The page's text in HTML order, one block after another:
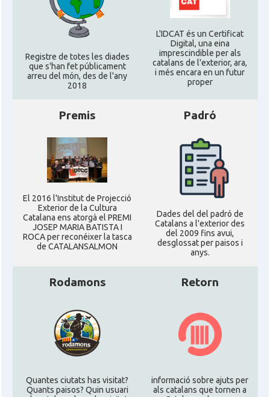
CAMON Catalans a TENNESSEE
Catalans a UTAH
CAMON Catalans a VIRGINIA
CAMON Catalans a WASHINGTON DC
CAMON Catalans a WISCONSIN
CAMON Catalans a WYOMING
Casal
American Institute for Catalan
Studies (AICS)
Casal
Casal dels Països Catalans a
Casal Catalan Institute of America
Registre de totes les diades
que s'han fet públicament
arreu del món, des de l'any
2018
L'IDCAT és un Certificat
Digital, una eina
imprescindible per als
catalans de l'exterior, ara,
i més encara en un futur
proper
Premis
El 2016 l'Institut de Projecció
Exterior de la Cultura
Catalana ens atorgà el PREMI
JOSEP MARIA BATISTA I
ROCA per reconéixer la tasca
de CATALANSALMON
Padró
Dades del del padró de
Catalans a l'exterior des
del 2009 fins avui,
desglossat per paisos i
anys.
Rodamons
Quantes ciutats has visitat?
Quants paisos? Quin usuari
Retorn
informació sobre ajuts per
als catalans que tornen a